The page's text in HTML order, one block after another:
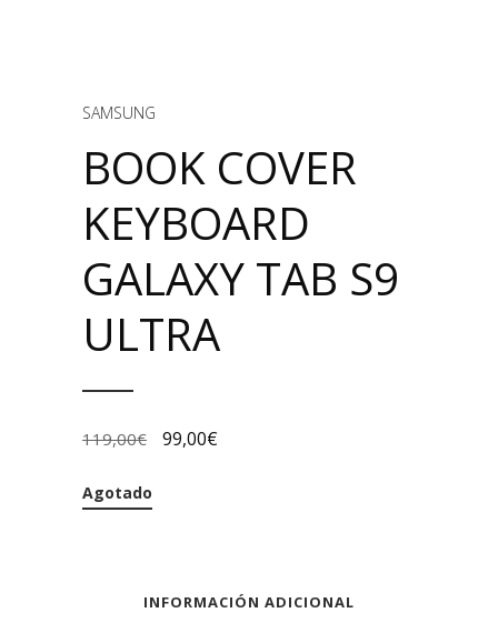
SAMSUNG
BOOK COVER
KEYBOARD
GALAXY TAB S9
ULTRA
119,00€ 99,00€
Agotado
INFORMACIÓN ADICIONAL